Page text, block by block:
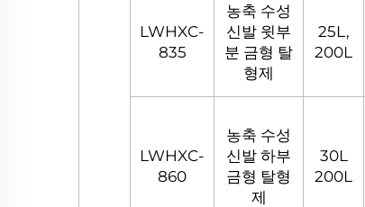
LWHXC-
835
농축 수성
신발 윗부
분 금형 탈
형제
25L,
200L
LWHXC-
860
농축 수성
신발 하부
금형 탈형
제
30L
200L